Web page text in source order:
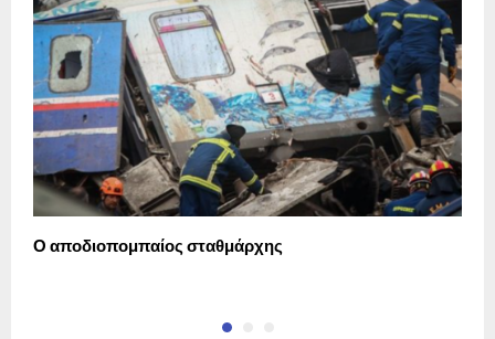
Ο αποδιοπομπαίος σταθμάρχης